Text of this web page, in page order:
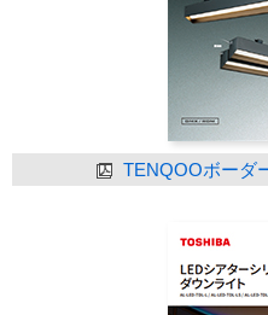
TENQOOボーダ